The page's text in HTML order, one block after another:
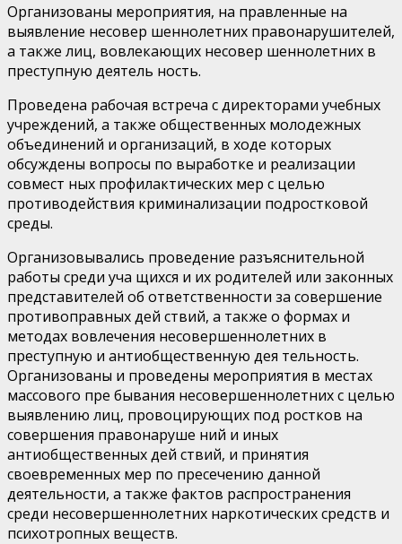
Организованы мероприятия, на­ правленные на
выявление несовер­ шеннолетних правонарушителей,
а также лиц, вовлекающих несовер­ шеннолетних в
преступную деятель­ ность.
Проведена рабочая встреча с директорами учебных
учреждений, а также общественных молодеж­ных
объединений и организаций, в ходе которых
обсуждены вопросы по выработке и реализации
совмест­ ных профилактических мер с целью
противодействия криминализации подростковой
среды.
Организовывались проведение разъяснительной
работы среди уча­ щихся и их родителей или законных
представителей об ответственности за совершение
противоправных дей­ ствий, а также о формах и
методах вовлечения несовершеннолетних в
преступную и антиобщественную дея­ тельность.
Организованы и проведены мероприятия в местах
массового пре­ бывания несовершеннолетних с целью
выявлению лиц, провоцирующих под­ ростков на
совершения правонаруше­ ний и иных
антиобщественных дей­ ствий, и принятия
своевременных мер по пресечению данной
деятельности, а также фактов распространения
среди несовершеннолетних наркотических средств и
психотропных веществ.